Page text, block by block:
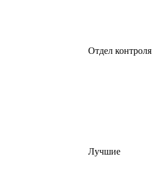
Отдел контроля
Лучшие